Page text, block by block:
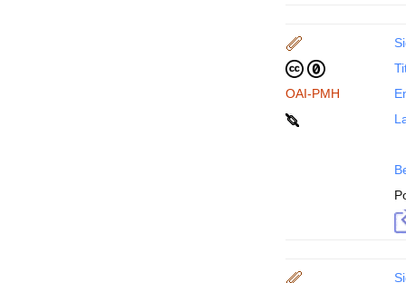
OAI-PMH